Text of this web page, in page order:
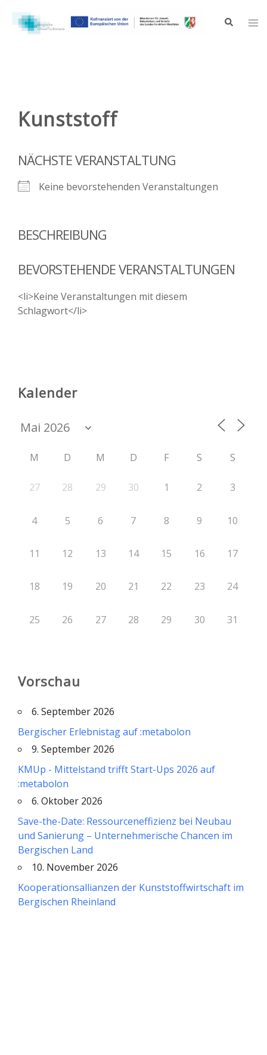
Inhalt
springen
Suche
Kunststoff
NÄCHSTE VERANSTALTUNG
Keine bevorstehenden Veranstaltungen
BESCHREIBUNG
BEVORSTEHENDE VERANSTALTUNGEN
<li>Keine Veranstaltungen mit diesem
Schlagwort</li>
Kalender
M D M D F S S
27 28 29 30 1 2 3
4 5 6 7 8 9 10
11 12 13 14 15 16 17
18 19 20 21 22 23 24
25 26 27 28 29 30 31
Vorschau
6. September 2026
Bergischer Erlebnistag auf :metabolon
9. September 2026
KMUp - Mittelstand trifft Start-Ups 2026 auf
:metabolon
6. Oktober 2026
Save-the-Date: Ressourceneffizienz bei Neubau
und Sanierung – Unternehmerische Chancen im
Bergischen Land
10. November 2026
Kooperationsallianzen der Kunststoffwirtschaft im
Bergischen Rheinland